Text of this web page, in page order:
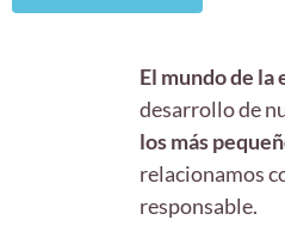
El mundo de
desarrollo de
los más
relacionamos
responsable.